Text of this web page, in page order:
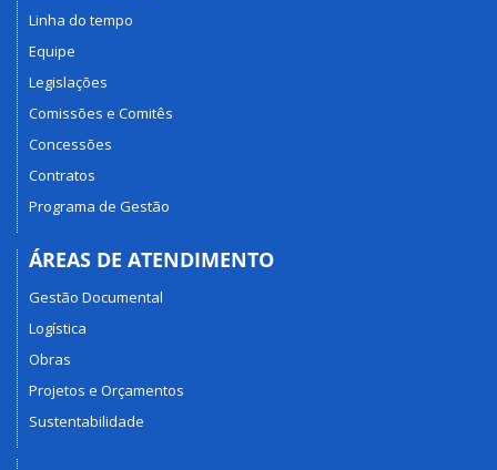
Linha do tempo
Equipe
Legislações
Comissões e Comitês
Concessões
Contratos
Programa de Gestão
ÁREAS DE ATENDIMENTO
Gestão Documental
Logística
Obras
Projetos e Orçamentos
Sustentabilidade